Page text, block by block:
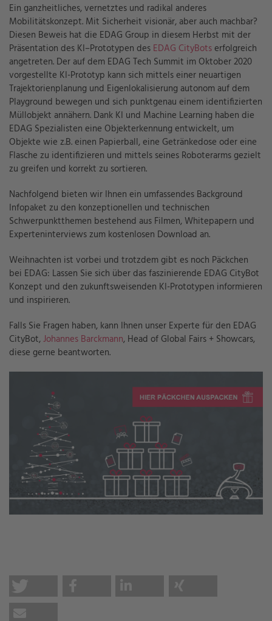
Ein ganzheitliches, vernetztes und radikal anderes
Mobilitätskonzept. Mit Sicherheit visionär, aber auch machbar?
Diesen Beweis hat die EDAG Group in diesem Herbst mit der
Präsentation des KI–Prototypen des EDAG CityBotserfolgreich
angetreten. Der auf dem EDAG Tech Summit im Oktober 2020
vorgestellte KI-Prototyp kann sich mittels einer neuartigen
Trajektorienplanung und Eigenlokalisierung autonom auf dem
Playground bewegen und sich punktgenau einem identifizierten
Müllobjekt annähern. Dank KI und Machine Learning haben die
EDAG Spezialisten eine Objekterkennung entwickelt, um
Objekte wie z.B. einen Papierball, eine Getränkedose oder eine
Flasche zu identifizieren und mittels seines Roboterarms gezielt
zu greifen und korrekt zu sortieren.
Nachfolgend bieten wir Ihnen ein umfassendes Background
Infopaket zu den konzeptionellen und technischen
Schwerpunktthemen bestehend aus Filmen, Whitepapern und
Experteninterviews zum kostenlosen Download an.
Weihnachten ist vorbei und trotzdem gibt es noch Päckchen
bei EDAG: Lassen Sie sich über das faszinierende EDAG CityBot
Konzept und den zukunftsweisenden KI-Prototypen informieren
und inspirieren.
Falls Sie Fragen haben, kann Ihnen unser Experte für den EDAG
CityBot,Johannes Barckmann, Head of Global Fairs + Showcars,
diese gerne beantworten.